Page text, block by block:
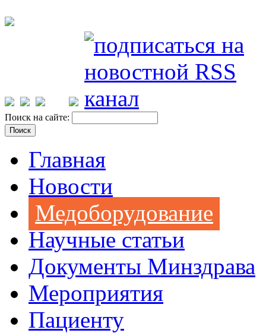
Поиск на сайте:
Главная
Новости
Медоборудование
Научные статьи
Документы Минздрава
Мероприятия
Пациенту